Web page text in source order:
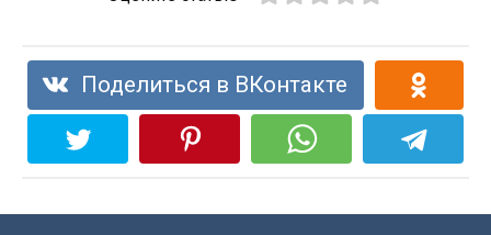
Поделиться в ВКонтакте